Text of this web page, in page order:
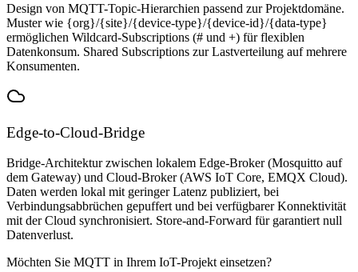
Design von MQTT-Topic-Hierarchien passend zur Projektdomäne.
Muster wie {org}/{site}/{device-type}/{device-id}/{data-type}
ermöglichen Wildcard-Subscriptions (# und +) für flexiblen
Datenkonsum. Shared Subscriptions zur Lastverteilung auf mehrere
Konsumenten.
Edge-to-Cloud-Bridge
Bridge-Architektur zwischen lokalem Edge-Broker (Mosquitto auf
dem Gateway) und Cloud-Broker (AWS IoT Core, EMQX Cloud).
Daten werden lokal mit geringer Latenz publiziert, bei
Verbindungsabbrüchen gepuffert und bei verfügbarer Konnektivität
mit der Cloud synchronisiert. Store-and-Forward für garantiert null
Datenverlust.
Möchten Sie MQTT in Ihrem IoT-Projekt einsetzen?